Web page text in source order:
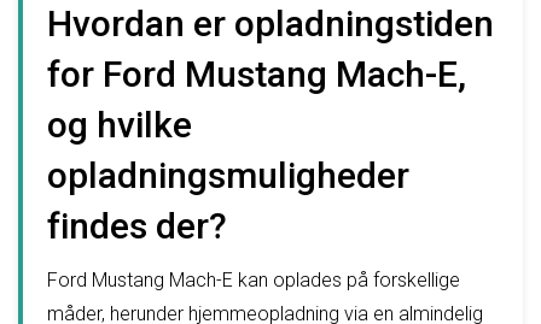
Hvordan er opladningstiden
for Ford Mustang Mach-E,
og hvilke
opladningsmuligheder
findes der?
Ford Mustang Mach-E kan oplades på forskellige
måder, herunder hjemmeopladning via en almindelig